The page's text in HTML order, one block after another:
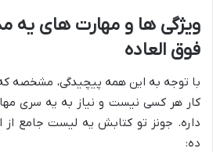
ویژگی ها و مهارت های یه
فوق العاده
با توجه به این همه پیچیدگی، مشخصه
کار هر کسی نیست و نیاز به یه سری
داره. جونز تو کتابش یه لیست جامع از
ده: